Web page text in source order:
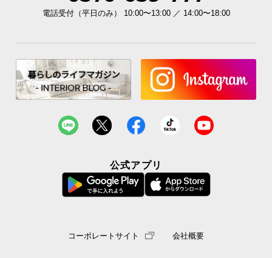
電話受付（平日のみ） 10:00〜13:00 ／ 14:00〜18:00
公式アプリ
コーポレートサイト 会社概要